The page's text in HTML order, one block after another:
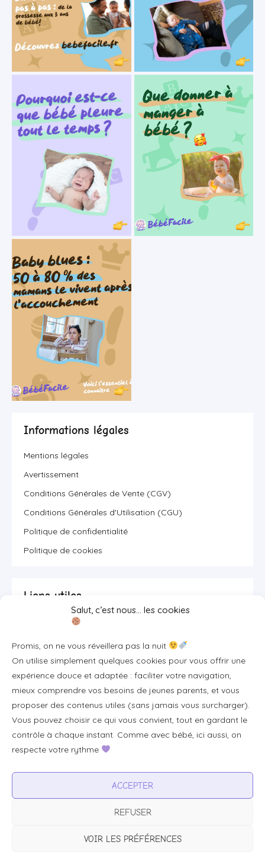
Salut, c’est nous… les cookies
Promis, on ne vous réveillera pas la nuit
On utilise simplement quelques cookies pour vous offrir une
expérience douce et adaptée : faciliter votre navigation,
mieux comprendre vos besoins de jeunes parents, et vous
proposer des contenus utiles (sans jamais vous surcharger).
Vous pouvez choisir ce qui vous convient, tout en gardant le
contrôle à chaque instant. Comme avec bébé, ici aussi, on
respecte votre rythme
ACCEPTER
REFUSER
VOIR LES PRÉFÉRENCES
Informations légales
Mentions légales
Avertissement
Conditions Générales de Vente (CGV)
Conditions Générales d'Utilisation (CGU)
Politique de confidentialité
Politique de cookies
Liens utiles
Se connecter/S'inscrire
FAQ / Livraison & accès
À propos
Plan du site
Tous les articles
Professionnels & partenariats
Visibilité pour votre marque
Proposer un produit ou un service